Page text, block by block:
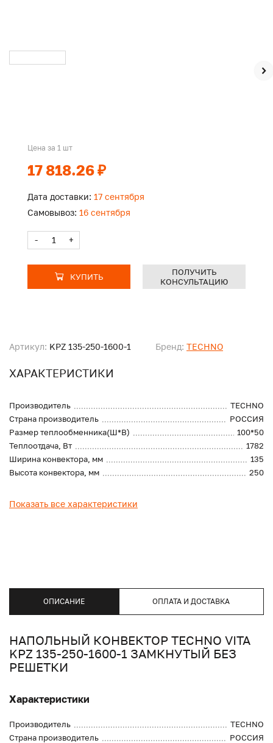
Артикул: KPZ 135-250-1600-1 Бренд: TECHNO
ХАРАКТЕРИСТИКИ
Производитель
TECHNO
Страна производитель
РОССИЯ
Размер теплообменника(Ш*В)
100*50
Теплоотдача, Вт
1782
Ширина конвектора, мм
135
Высота конвектора, мм
250
Показать все характеристики
Цена за 1 шт
17 818.26 ₽
Дата доставки: 17 сентября
Самовывоз: 16 сентября
- +
КУПИТЬ
ПОЛУЧИТЬ
КОНСУЛЬТАЦИЮ
ОПИСАНИЕ ОПЛАТА И ДОСТАВКА
НАПОЛЬНЫЙ КОНВЕКТОР TECHNO VITA
KPZ 135-250-1600-1 ЗАМКНУТЫЙ БЕЗ
РЕШЕТКИ
Характеристики
Производитель
TECHNO
Страна производитель
РОССИЯ